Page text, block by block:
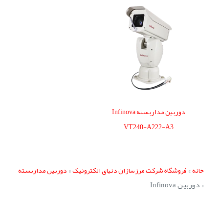
دوربین مداربسته Infinova
VT240-A222-A3
خانه»فروشگاه شرکت مرزسازان دنیای الکترونیک»دوربین مداربسته
»دوربین Infinova